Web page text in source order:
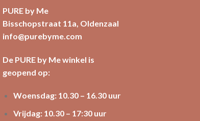
PURE by Me
Bisschopstraat 11a, Oldenzaal
info@purebyme.com
De PURE by Me winkel is
geopend op:
Woensdag: 10.30 – 16.30 uur
Vrijdag: 10.30 – 17:30 uur